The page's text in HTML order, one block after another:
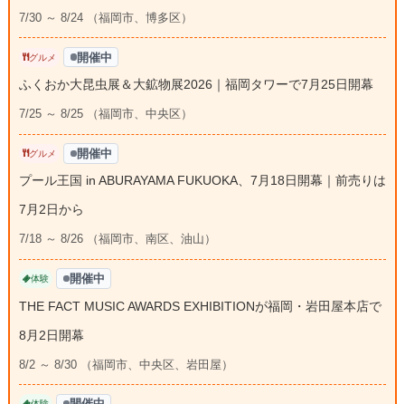
7/30 ～ 8/24 （福岡市、博多区）
グルメ 開催中
ふくおか大昆虫展＆大鉱物展2026｜福岡タワーで7月25日開幕
7/25 ～ 8/25 （福岡市、中央区）
グルメ 開催中
プール王国 in ABURAYAMA FUKUOKA、7月18日開幕｜前売りは
7月2日から
7/18 ～ 8/26 （福岡市、南区、油山）
体験 開催中
THE FACT MUSIC AWARDS EXHIBITIONが福岡・岩田屋本店で
8月2日開幕
8/2 ～ 8/30 （福岡市、中央区、岩田屋）